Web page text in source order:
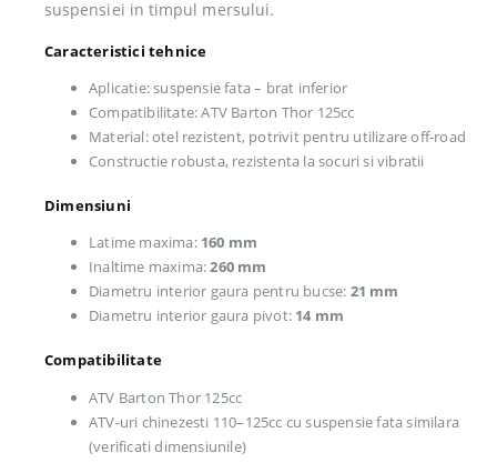
suspensiei in timpul mersului.
Caracteristici tehnice
Aplicatie: suspensie fata – brat inferior
Compatibilitate: ATV Barton Thor 125cc
Material: otel rezistent, potrivit pentru utilizare off-road
Constructie robusta, rezistenta la socuri si vibratii
Dimensiuni
Latime maxima: 160 mm
Inaltime maxima:260 mm
Diametru interior gaura pentru bucse: 21 mm
Diametru interior gaura pivot: 14 mm
Compatibilitate
ATV Barton Thor 125cc
ATV-uri chinezesti 110–125cc cu suspensie fata similara
(verificati dimensiunile)